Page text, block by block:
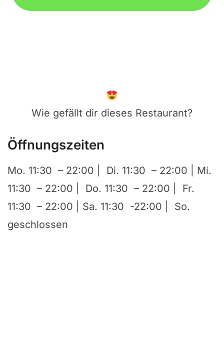
Wie gefällt dir dieses Restaurant?
Öffnungszeiten
Mo. 11:30 – 22:00 | Di. 11:30 – 22:00 | Mi.
11:30 – 22:00 | Do. 11:30 – 22:00 | Fr.
11:30 – 22:00 | Sa. 11:30 -22:00 | So.
geschlossen